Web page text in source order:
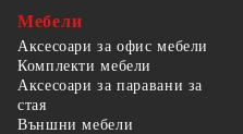
Мебели
Аксесоари за офис мебели
Комплекти мебели
Аксесоари за паравани за
стая
Външни мебели